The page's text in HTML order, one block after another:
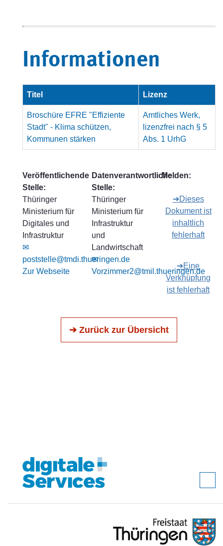
Informationen
Titel Lizenz
Broschüre EFRE "Effiziente
Stadt" - Klima schützen,
Kommunen stärken
Amtliches Werk,
lizenzfrei nach § 5
Abs. 1 UrhG
Veröffentlichende
Stelle:
Thüringer
Ministerium für
Digitales und
Infrastruktur
✉
poststelle@tmdi.thueringen.de
Zur Webseite
Datenverantwortliche
Stelle:
Thüringer
Ministerium für
Infrastruktur
und
Landwirtschaft
✉
Vorzimmer2@tmil.thueringen.de
Melden:
➔Dieses
Dokument ist
inhaltlich
fehlerhaft
➔Eine
Verknüpfung
ist fehlerhaft
➔ Zurück zur Übersicht